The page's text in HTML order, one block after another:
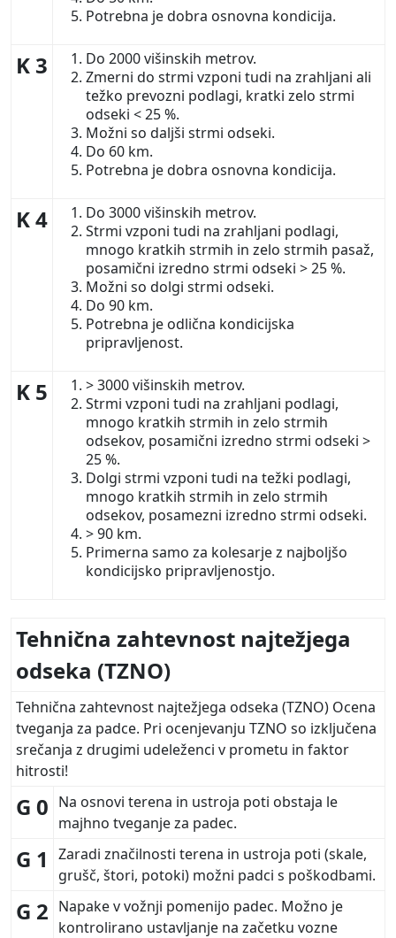
Potrebna je dobra osnovna kondicija.
K 3
Do 2000 višinskih metrov.
Zmerni do strmi vzponi tudi na zrahljani ali
težko prevozni podlagi, kratki zelo strmi
odseki < 25 %.
Možni so daljši strmi odseki.
Do 60 km.
Potrebna je dobra osnovna kondicija.
K 4
Do 3000 višinskih metrov.
Strmi vzponi tudi na zrahljani podlagi,
mnogo kratkih strmih in zelo strmih pasaž,
posamični izredno strmi odseki > 25 %.
Možni so dolgi strmi odseki.
Do 90 km.
Potrebna je odlična kondicijska
pripravljenost.
K 5
> 3000 višinskih metrov.
Strmi vzponi tudi na zrahljani podlagi,
mnogo kratkih strmih in zelo strmih
odsekov, posamični izredno strmi odseki >
25 %.
Dolgi strmi vzponi tudi na težki podlagi,
mnogo kratkih strmih in zelo strmih
odsekov, posamezni izredno strmi odseki.
> 90 km.
Primerna samo za kolesarje z najboljšo
kondicijsko pripravljenostjo.
Tehnična zahtevnost najtežjega
odseka (TZNO)
Tehnična zahtevnost najtežjega odseka (TZNO) Ocena
tveganja za padce. Pri ocenjevanju TZNO so izključena
srečanja z drugimi udeleženci v prometu in faktor
hitrosti!
G 0 Na osnovi terena in ustroja poti obstaja le
majhno tveganje za padec.
G 1
Zaradi značilnosti terena in ustroja poti (skale,
grušč, štori, potoki) možni padci s poškodbami.
G 2 Napake v vožnji pomenijo padec. Možno je
kontrolirano ustavljanje na začetku vozne